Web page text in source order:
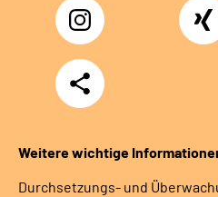
Instagram Xing
Teilen
Weitere wichtige
Durchsetzungs- und